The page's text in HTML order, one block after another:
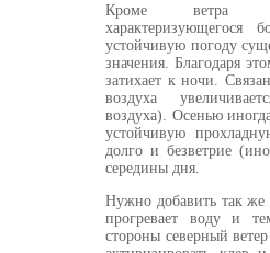
Кроме ветра
устойчивую погоду
значения. Благодаря
затихает к ночи.
воздуха
воздуха). Осенью
устойчивую
долго и безветрие
середины дня.
Нужно добавить так же
прогревает воду и
стороны северный